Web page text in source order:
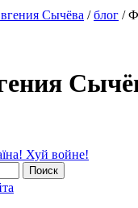
Сычёва /блог /
Хуй войне!